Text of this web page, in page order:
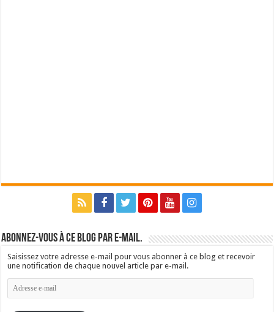
Abonnez-vous à ce blog par e-mail.
Saisissez votre adresse e-mail pour vous abonner à ce blog et recevoir
une notification de chaque nouvel article par e-mail.
Adresse
e-